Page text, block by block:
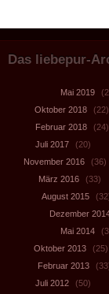
Das liebepur-
Mai 2019
Oktober 2018
(22)
Februar 2018
(24)
Juli 2017
(20)
November 2016
(36)
März 2016
(33)
August 2015
Dezember
Mai 2014
Oktober 2013
(25)
Februar 2013
Juli 2012
(50)